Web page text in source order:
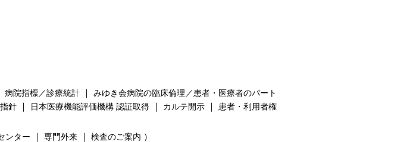
病院指標／診療統計 ｜ みゆき会病院の臨床倫理／患者・医療者のパート
針 ｜ 日本医療機能評価機構 認証取得 ｜ カルテ開示 ｜
患者・利用者権
ンター ｜ 専門外来 ｜ 検査のご案内 ）